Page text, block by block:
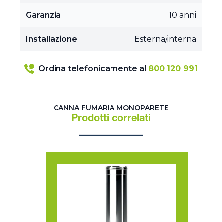
Garanzia 10 anni
Installazione Esterna/interna
Ordina telefonicamente al 800 120 991
CANNA FUMARIA MONOPARETE
Prodotti correlati